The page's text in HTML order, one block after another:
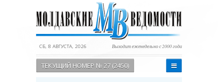
СБ, 8 АВГУСТА, 2026 Выходит еженедельно с 2000 года
ТЕКУЩИЙ НОМЕР № 27 (2450)